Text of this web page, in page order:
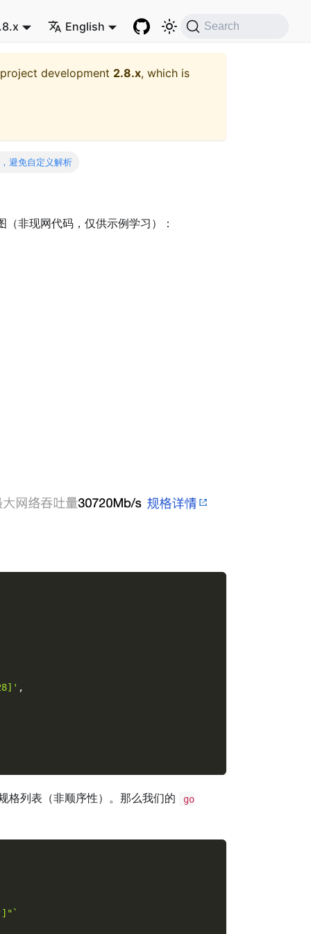
English Search
development 2.8.x, which is
避免自定义解析
非现网代码，仅供示例学习）：
,
格列表（非顺序性）。那么我们的 go